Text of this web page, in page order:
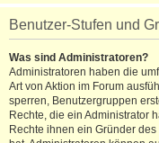
Benutzer-Stufen und
Was sind Administratoren?
Administratoren haben die
Art von Aktion im Forum
sperren, Benutzergruppen
Rechte, die ein Administrator
Rechte ihnen ein Gründer